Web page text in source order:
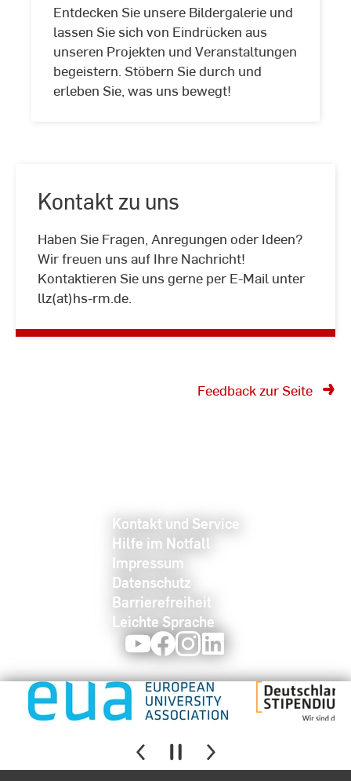
RheinMain
Entdecken Sie unsere Bildergalerie und
lassen Sie sich von Eindrücken aus
unseren Projekten und Veranstaltungen
begeistern. Stöbern Sie durch und
erleben Sie, was uns bewegt!
Kontakt zu uns
Haben Sie Fragen, Anregungen oder Ideen?
Wir freuen uns auf Ihre Nachricht!
Kontaktieren Sie uns gerne per E-Mail unter
llz(at)hs-rm.de.
Kontakt
zu
Feedback zur Seite
Kontakt und Service
Hilfe im Notfall
Impressum
Datenschutz
Barrierefreiheit
Leichte Sprache
YoutubeFacebookInstagram